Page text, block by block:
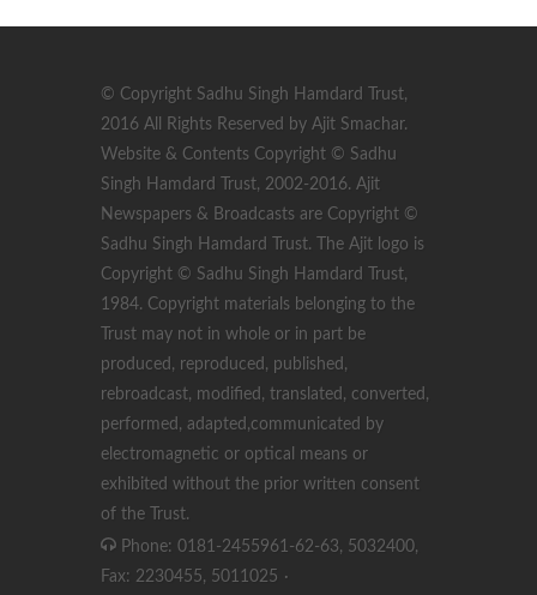
© Copyright Sadhu Singh Hamdard Trust,
2016 All Rights Reserved by Ajit Smachar.
Website & Contents Copyright © Sadhu
Singh Hamdard Trust, 2002-2016. Ajit
Newspapers & Broadcasts are Copyright ©
Sadhu Singh Hamdard Trust. The Ajit logo is
Copyright © Sadhu Singh Hamdard Trust,
1984. Copyright materials belonging to the
Trust may not in whole or in part be
produced, reproduced, published,
rebroadcast, modified, translated, converted,
performed, adapted,communicated by
electromagnetic or optical means or
exhibited without the prior written consent
of the Trust.
Phone: 0181-2455961-62-63, 5032400,
Fax: 2230455, 5011025 ·